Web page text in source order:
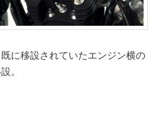
に移設されていたエンジン横の
。